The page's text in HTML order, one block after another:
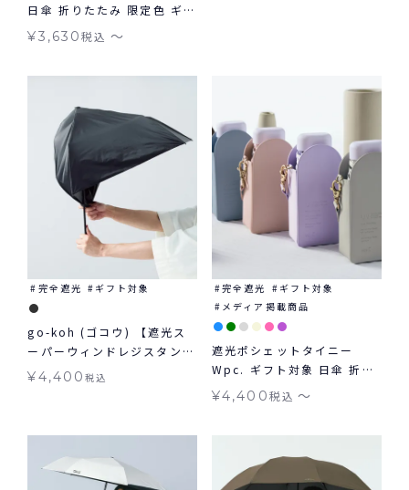
日傘 折りたたみ 限定色 ギフ
ト対象 tiny 晴雨兼用
¥3,630税込 〜
完全遮光 ギフト対象
go-koh (ゴコウ) 【遮光ス
ーパーウィンドレジスタン
ス】 日傘 折りたたみ 耐風
¥4,400税込
完全遮光
ギフト対象
メディア掲載商品
遮光ポシェットタイニー
Wpc. ギフト対象 日傘 折り
たたみ tiny 晴雨兼用
¥4,400税込 〜